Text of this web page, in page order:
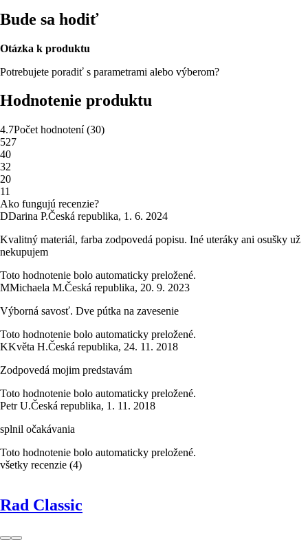
Bude sa hodiť
Otázka k produktu
Potrebujete poradiť s parametrami alebo výberom?
Hodnotenie produktu
4.7Počet hodnotení(30)
527
40
32
20
11
Ako fungujú recenzie?
DDarina P.Česká republika, 1. 6. 2024
Kvalitný materiál, farba zodpovedá popisu. Iné uteráky ani osušky už
nekupujem
Toto hodnotenie bolo automaticky preložené.
MMichaela M.Česká republika, 20. 9. 2023
Výborná savosť. Dve pútka na zavesenie
Toto hodnotenie bolo automaticky preložené.
KKvěta H.Česká republika, 24. 11. 2018
Zodpovedá mojim predstavám
Toto hodnotenie bolo automaticky preložené.
Petr U.Česká republika, 1. 11. 2018
splnil očakávania
Toto hodnotenie bolo automaticky preložené.
všetky recenzie (4)
Rad Classic